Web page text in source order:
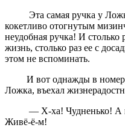
Эта самая ручка у
кокетливо отогнутым
неудобная ручка! И
жизнь, столько раз ее с
этом не вспоминать.
И вот однажды в номер,
Ложка, въехал
— Х-ха! Чудненько! А
Живё-ё-м!